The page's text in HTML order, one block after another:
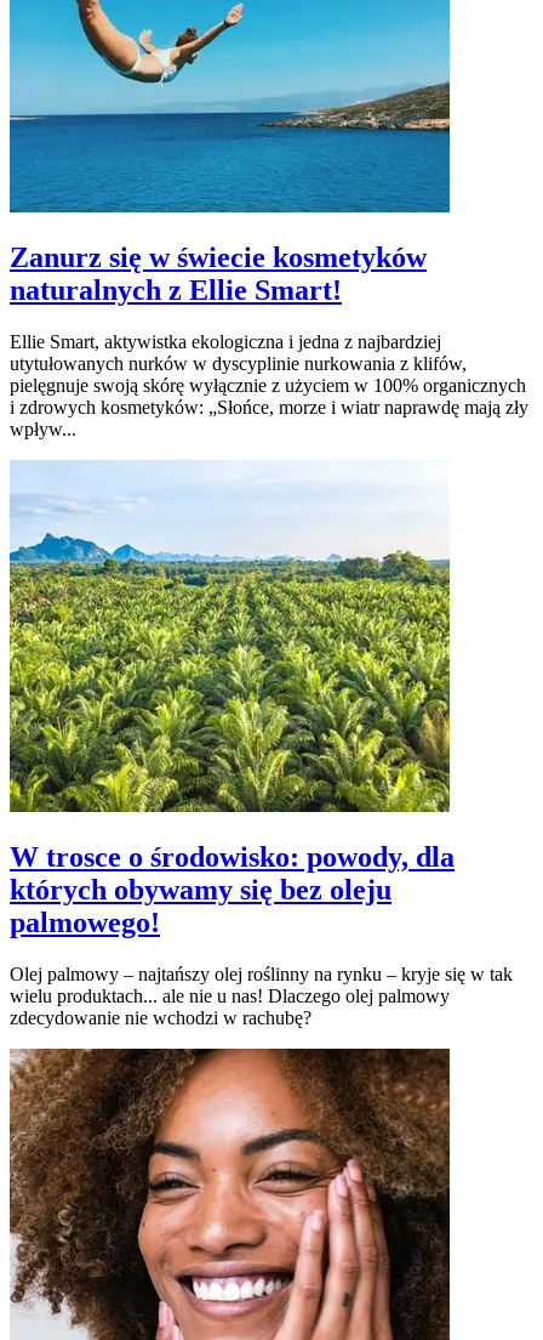
Zanurz się w świecie kosmetyków
naturalnych z Ellie Smart!
Ellie Smart, aktywistka ekologiczna i jedna z najbardziej
utytułowanych nurków w dyscyplinie nurkowania z klifów,
pielęgnuje swoją skórę wyłącznie z użyciem w 100% organicznych
i zdrowych kosmetyków: „Słońce, morze i wiatr naprawdę mają zły
wpływ...
W trosce o środowisko: powody, dla
których obywamy się bez oleju
palmowego!
Olej palmowy – najtańszy olej roślinny na rynku – kryje się w tak
wielu produktach... ale nie u nas! Dlaczego olej palmowy
zdecydowanie nie wchodzi w rachubę?